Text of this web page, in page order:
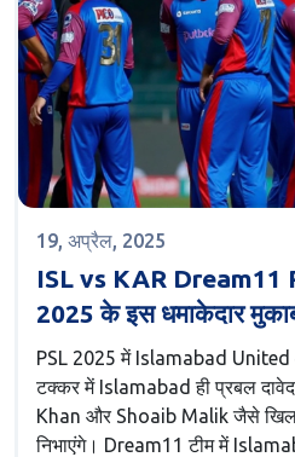
19, अप्रैल, 2025
ISL vs KAR Dream11
2025 के इस धमाकेदार
जीत की Dream टीम?
PSL 2025 में Islamabad
टक्कर में Islamabad ही प्रबल
Khan और Shoaib Malik जैसे
निभाएंगे। Dream11 टीम में